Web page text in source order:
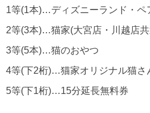
1等(1本)…ディズニーランド・ペ
2等(3本)…猫家(大宮店・川越店
3等(5本)…猫のおやつ
4等(下2桁)…猫家オリジナル猫さ
5等(下1桁)…15分延長無料券